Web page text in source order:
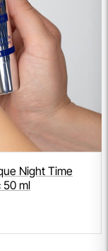
Night Time
50 ml